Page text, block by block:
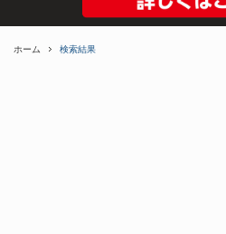
ホーム 検索結果